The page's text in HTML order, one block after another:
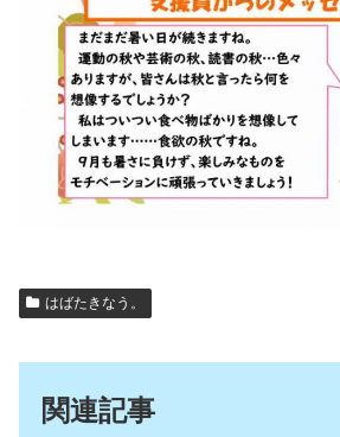
はばたきなう。
関連記事